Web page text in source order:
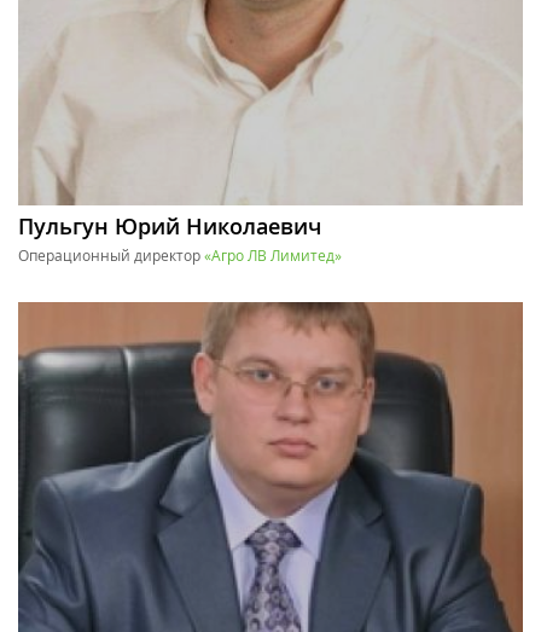
Пульгун Юрий Николаевич
Операционный директор«Агро ЛВ Лимитед»